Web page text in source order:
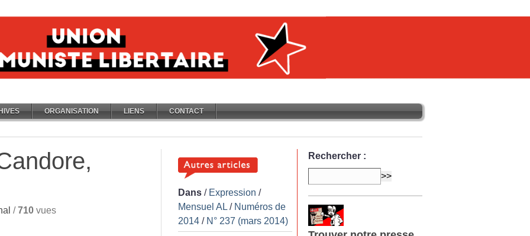
ORGANISATION LIENS CONTACT
/710 vues
Dans / Expression /
Mensuel AL / Numéros de
2014 / N° 237 (mars 2014)
Rechercher :